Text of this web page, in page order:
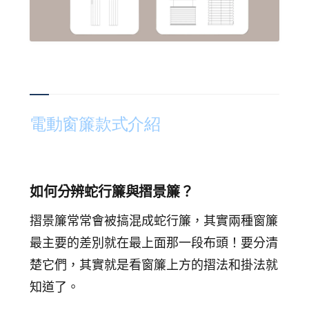
電動窗簾款式介紹
如何分辨蛇行簾與摺景簾？
摺景簾常常會被搞混成蛇行簾，其實兩種窗簾
最主要的差別就在最上面那一段布頭！要分清
楚它們，其實就是看窗簾上方的摺法和掛法就
知道了。